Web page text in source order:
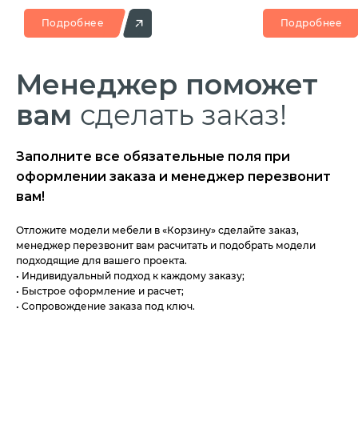
Подробнее Подробнее
Менеджер поможет
вам сделать заказ!
Заполните все обязательные поля при
оформлении заказа и менеджер перезвонит
вам!
Отложите модели мебели в «Корзину» сделайте заказ,
менеджер перезвонит вам расчитать и подобрать модели
подходящие для вашего проекта.
• Индивидуальный подход к каждому заказу;
• Быстрое оформление и расчет;
• Сопровождение заказа под ключ.